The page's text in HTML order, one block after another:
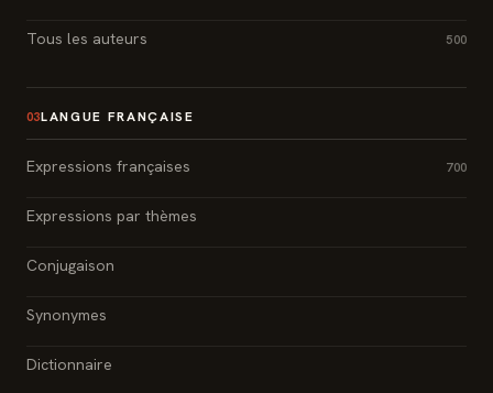
Tous les auteurs 500
03LANGUE FRANÇAISE
Expressions françaises 700
Expressions par thèmes
Conjugaison
Synonymes
Dictionnaire